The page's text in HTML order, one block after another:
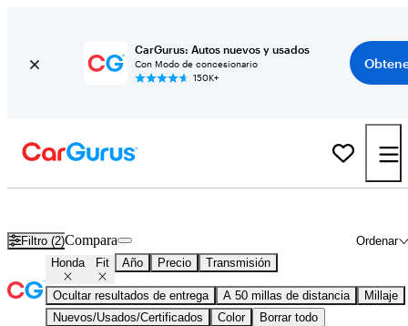
CarGurus: Autos nuevos y usados
Con Modo de concesionario
150K+
Filtro (2) Ordenar
Compara
Honda Fit Año Precio Transmisión
Ocultar resultados de entrega A 50 millas de distancia
Millaje
Nuevos/Usados/Certificados
Color Borrar todo